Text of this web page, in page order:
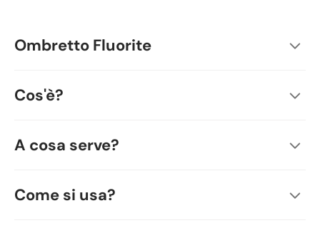
Ombretto Fluorite
Cos'è?
A cosa serve?
Come si usa?